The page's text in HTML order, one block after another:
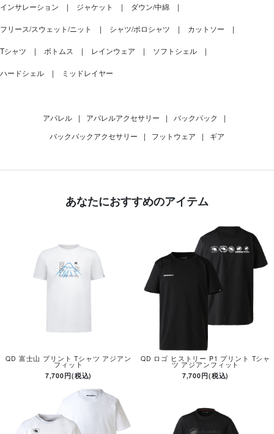
インサレーション ジャケット ダウン/中綿
フリース/スウェット/ニット シャツ/ポロシャツ カットソー
Tシャツ ボトムス レインウェア ソフトシェル
ハードシェル ミッドレイヤー
アパレル | アパレルアクセサリー | バックパック
|
バックパックアクセサリー
| フットウェア | ギア
あなたにおすすめのアイテム
QD 富士山 プリント Tシャツ アジアン
フィット
7,700円(税込)
QD ロゴ ヒストリー P1 プリント Tシャ
ツ アジアンフィット
7,700円(税込)